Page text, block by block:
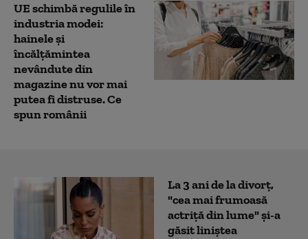
UE schimbă regulile în
industria modei:
hainele și
încălțămintea
nevândute din
magazine nu vor mai
putea fi distruse. Ce
spun românii
La 3 ani de la divorț,
"cea mai frumoasă
actriță din lume" și-a
găsit liniștea